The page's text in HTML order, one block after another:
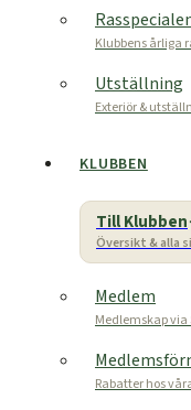
Klubbens årliga
Utställning
Exteriör &
KLUBBEN
Till Klubben
Översikt & alla
Medlem
Medlemskap via
Rabatter hos